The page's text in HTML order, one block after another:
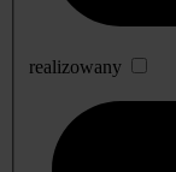
realizowany